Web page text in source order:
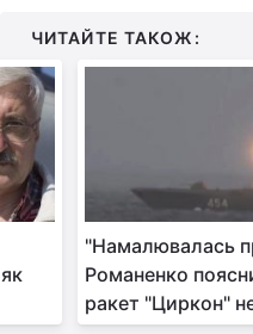
ЧИТАЙТЕ ТАКОЖ:
"Намалювалась
Романенко
ракет "Циркон"